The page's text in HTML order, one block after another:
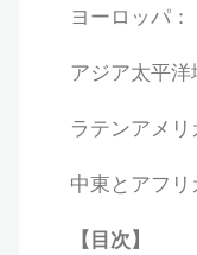
ヨーロッパ
アジア太平
ラテンアメ
中東とアフ
【目次】